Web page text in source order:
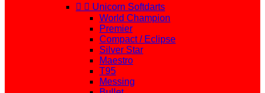
  Unicorn Softdarts
World Champion
Premier
Compact / Eclipse
Silver Star
Maestro
T95
Messing